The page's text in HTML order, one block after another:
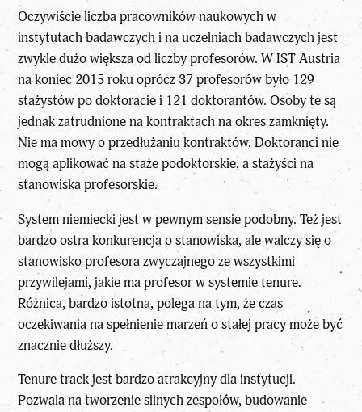
Oczywiście liczba pracowników naukowych w
instytutach badawczych i na uczelniach badawczych jest
zwykle dużo większa od liczby profesorów. W IST Austria
na koniec 2015 roku oprócz 37 profesorów było 129
stażystów po doktoracie i 121 doktorantów. Osoby te są
jednak zatrudnione na kontraktach na okres zamknięty.
Nie ma mowy o przedłużaniu kontraktów. Doktoranci nie
mogą aplikować na staże podoktorskie, a stażyści na
stanowiska profesorskie.
System niemiecki jest w pewnym sensie podobny. Też jest
bardzo ostra konkurencja o stanowiska, ale walczy się o
stanowisko profesora zwyczajnego ze wszystkimi
przywilejami, jakie ma profesor w systemie tenure.
Różnica, bardzo istotna, polega na tym, że czas
oczekiwania na spełnienie marzeń o stałej pracy może być
znacznie dłuższy.
Tenure track jest bardzo atrakcyjny dla instytucji.
Pozwala na tworzenie silnych zespołów, budowanie